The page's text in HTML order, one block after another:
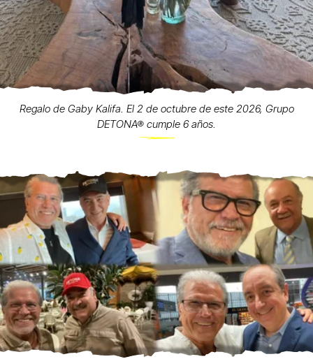
Regalo de Gaby Kalifa. El 2 de octubre de este 2026, Grupo
DETONA® cumple 6 años.